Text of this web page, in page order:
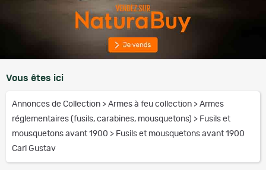
Vous êtes ici
Annonces de Collection > Armes à feu collection > Armes
réglementaires (fusils, carabines, mousquetons) > Fusils et
mousquetons avant 1900 > Fusils et mousquetons avant 1900
Carl Gustav